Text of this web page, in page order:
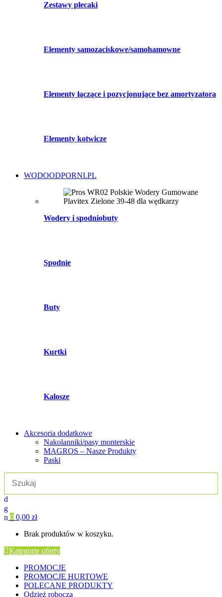
Zestawy plecaki
Elementy samozaciskowe/samohamowne
Elementy łączące i pozycjonujące bez amortyzatora
Elementy kotwicze
WODOODPORNI.PL
Wodery i spodniobuty
Spodnie
Buty
Kurtki
Kalosze
Akcesoria dodatkowe
Nakolanniki/pasy monterskie
MAGROS – Nasze Produkty
Paski
0 0,00 zł
Brak produktów w koszyku.
Kategorie oferty
PROMOCJE
PROMOCJE HURTOWE
POLECANE PRODUKTY
Odzież robocza